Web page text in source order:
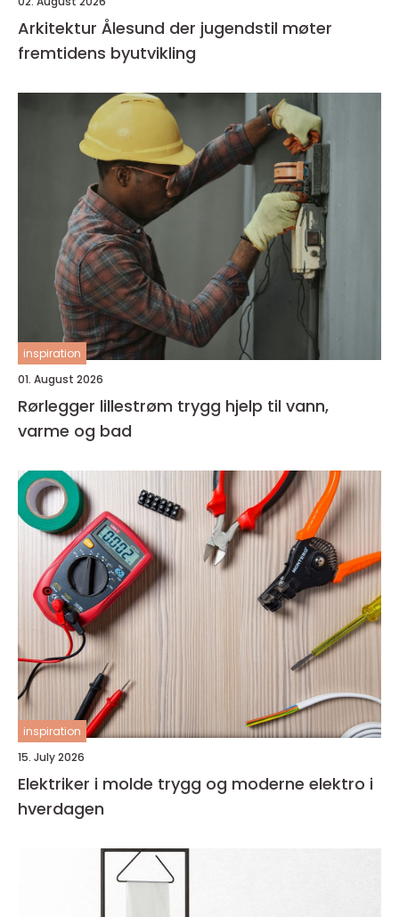
Arkitektur Ålesund der jugendstil møter
fremtidens byutvikling
inspiration
01. August 2026
Rørlegger lillestrøm trygg hjelp til vann,
varme og bad
inspiration
15. July 2026
Elektriker i molde trygg og moderne elektro i
hverdagen